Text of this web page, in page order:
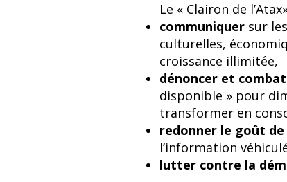
Le « Clairon de
communiquer sur
culturelles,
croissance illimitée,
dénoncer et
disponible » pour
transformer en
redonner le goût
l’information
lutter contre la